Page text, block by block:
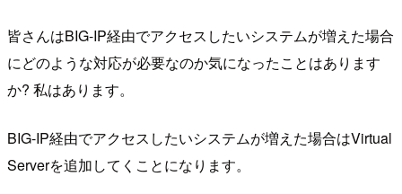
皆さんはBIG-IP経由でアクセスしたいシステムが増えた場合
にどのような対応が必要なのか気になったことはあります
か? 私はあります。
BIG-IP経由でアクセスしたいシステムが増えた場合はVirtual
Serverを追加してくことになります。